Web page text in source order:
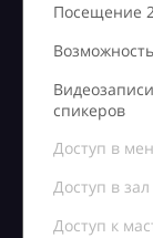
Посещение
спикеров
Доступ в
Доступ в
Доступ к